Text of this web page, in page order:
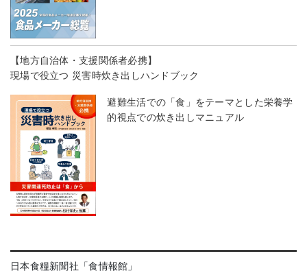
【地方自治体・支援関係者必携】
現場で役立つ 災害時炊き出しハンドブック
避難生活での「食」をテーマとした栄養学
的視点での炊き出しマニュアル
日本食糧新聞社「食情報館」